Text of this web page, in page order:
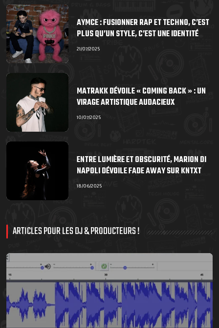
AYMCE : FUSIONNER RAP ET TECHNO, C’EST
PLUS QU’UN STYLE, C’EST UNE IDENTITÉ
21/07/2025
MATRAKK DÉVOILE « COMING BACK » : UN
VIRAGE ARTISTIQUE AUDACIEUX
10/07/2025
ENTRE LUMIÈRE ET OBSCURITÉ, MARION DI
NAPOLI DÉVOILE FADE AWAY SUR KNTXT
18/06/2025
ARTICLES POUR LES DJ & PRODUCTEURS !